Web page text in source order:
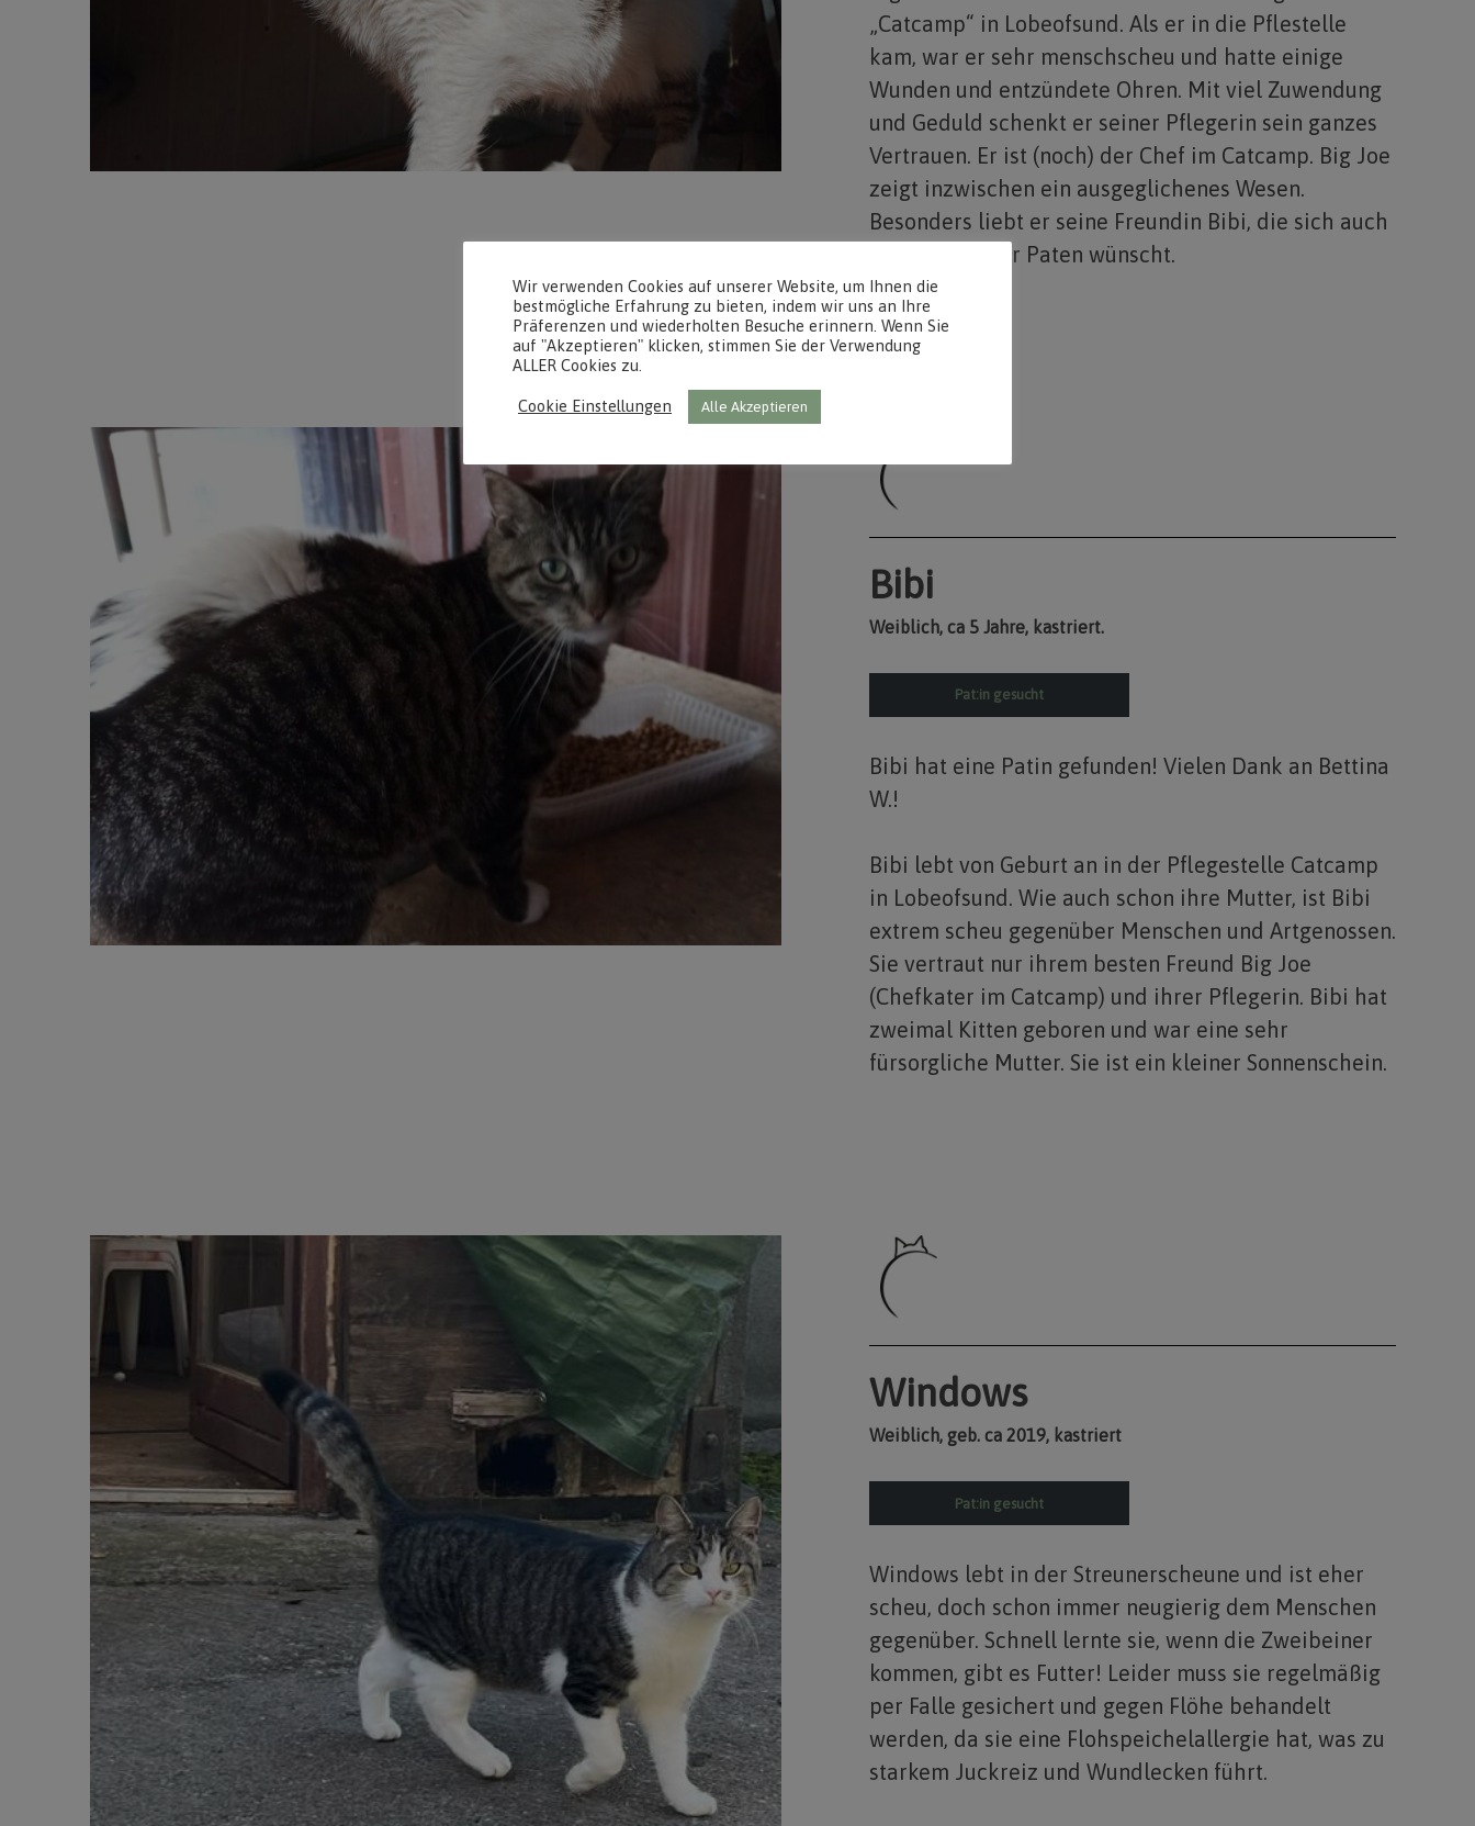
„Catcamp“ in Lobeofsund. Als er in die Pflestelle
kam, war er sehr menschscheu und hatte einige
Wunden und entzündete Ohren. Mit viel Zuwendung
und Geduld schenkt er seiner Pflegerin sein ganzes
Vertrauen. Er ist (noch) der Chef im Catcamp. Big Joe
zeigt inzwischen ein ausgeglichenes Wesen.
Besonders liebt er seine Freundin Bibi, die sich auch
eine Patin oder Paten wünscht.
Bibi
Weiblich, ca 5 Jahre, kastriert.
Pat:in gesucht
Bibi hat eine Patin gefunden! Vielen Dank an Bettina
W.!
Bibi lebt von Geburt an in der Pflegestelle Catcamp
in Lobeofsund. Wie auch schon ihre Mutter, ist Bibi
extrem scheu gegenüber Menschen und Artgenossen.
Sie vertraut nur ihrem besten Freund Big Joe
(Chefkater im Catcamp) und ihrer Pflegerin. Bibi hat
zweimal Kitten geboren und war eine sehr
fürsorgliche Mutter. Sie ist ein kleiner Sonnenschein.
Windows
Weiblich, geb. ca 2019, kastriert
Pat:in gesucht
Windows lebt in der Streunerscheune und ist eher
scheu, doch schon immer neugierig dem Menschen
gegenüber. Schnell lernte sie, wenn die Zweibeiner
kommen, gibt es Futter! Leider muss sie regelmäßig
per Falle gesichert und gegen Flöhe behandelt
werden, da sie eine Flohspeichelallergie hat, was zu
starkem Juckreiz und Wundlecken führt.
Wir verwenden Cookies auf unserer Website, um Ihnen die
bestmögliche Erfahrung zu bieten, indem wir uns an Ihre
Präferenzen und wiederholten Besuche erinnern. Wenn Sie
auf "Akzeptieren" klicken, stimmen Sie der Verwendung
ALLER Cookies zu.
Cookie Einstellungen Alle Akzeptieren